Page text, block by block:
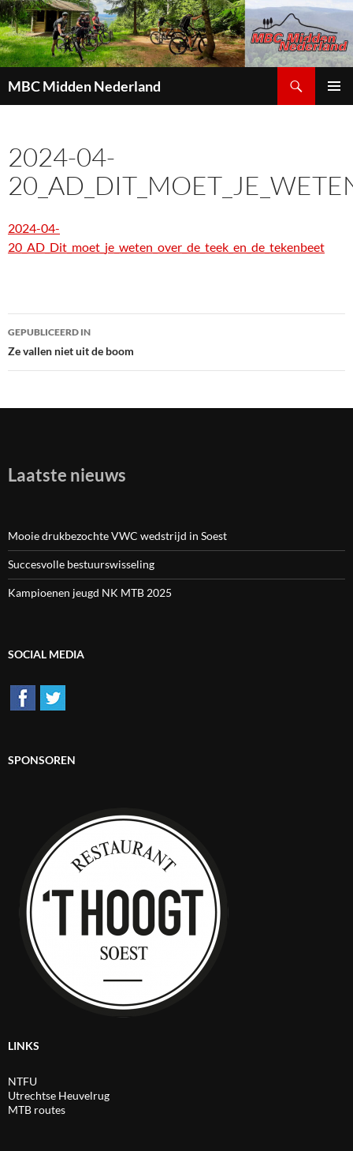
MBC Midden Nederland
INHOUD
2024-04-
2024-04-
20_AD_Dit_moet_je_weten_over_de_teek_en_de_tekenbeet
Bericht
GEPUBLICEERD IN
Ze vallen niet uit de boom
Laatste nieuws
Mooie drukbezochte VWC wedstrijd in Soest
Succesvolle bestuurswisseling
Kampioenen jeugd NK MTB 2025
SOCIAL MEDIA
SPONSOREN
LINKS
NTFU
Utrechtse Heuvelrug
MTB routes